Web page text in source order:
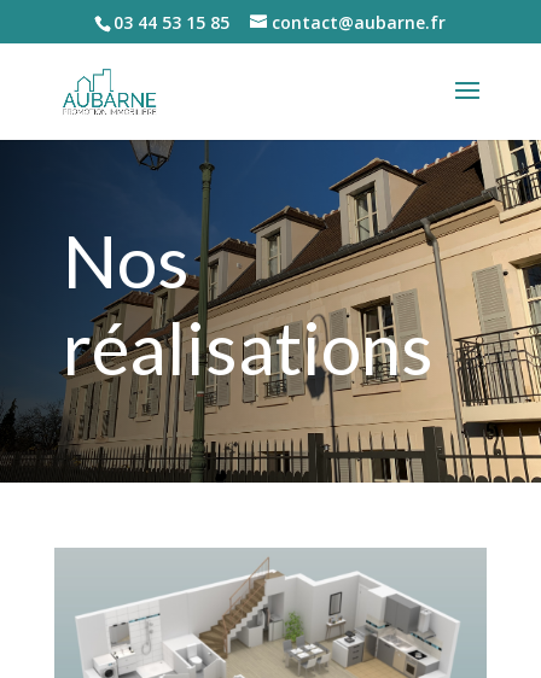
03 44 53 15 85 contact@aubarne.fr
Nos
réalisations